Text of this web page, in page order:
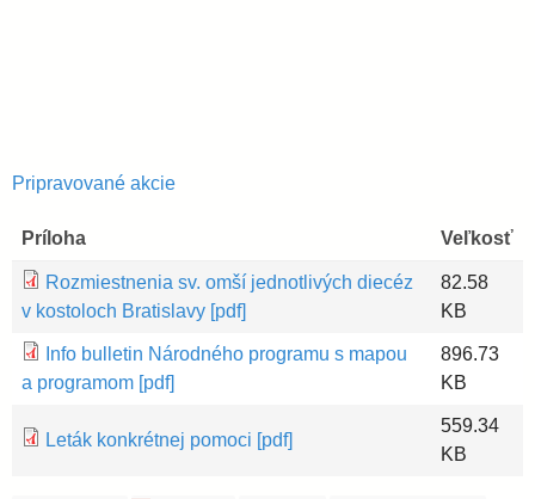
Pripravované akcie
Príloha Veľkosť
Rozmiestnenia sv. omší jednotlivých diecéz
v kostoloch Bratislavy [pdf]
82.58
KB
Info bulletin Národného programu s mapou
a programom [pdf]
896.73
KB
Leták konkrétnej pomoci [pdf]
559.34
KB